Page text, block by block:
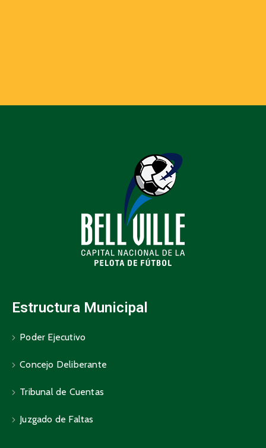
Estructura Municipal
Poder Ejecutivo
Concejo Deliberante
Tribunal de Cuentas
Juzgado de Faltas